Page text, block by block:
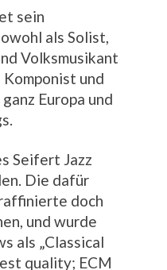
sein
als Solist,
Volksmusikant
und
Europa und
Seifert Jazz
Die dafür
doch
und wurde
als „Classical
quality; ECM